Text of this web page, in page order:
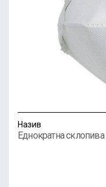
Назив
Еднократна